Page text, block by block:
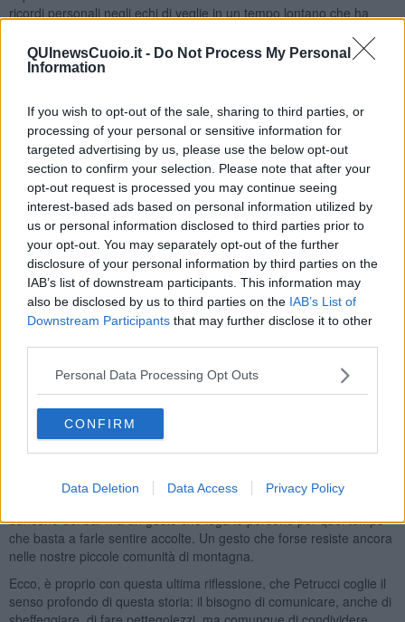
QUInewsCuoio.it - Do Not Process My Personal
Information
If you wish to opt-out of the sale, sharing to third parties, or
processing of your personal or sensitive information for
targeted advertising by us, please use the below opt-out
section to confirm your selection. Please note that after your
opt-out request is processed you may continue seeing
interest-based ads based on personal information utilized by
us or personal information disclosed to third parties prior to
your opt-out. You may separately opt-out of the further
disclosure of your personal information by third parties on the
IAB’s list of downstream participants. This information may
also be disclosed by us to third parties on the IAB’s List of
Downstream Participants that may further disclose it to other
Personal Data Processing Opt Outs
CONFIRM
Data Deletion Data Access Privacy Policy
ricordi personali negli echi di veglie in un tempo lontano che ha
pagine del libro, ci si trova lì a giocare a ramino, a risuolare
scarponi o al circolo politico. Il lettore si trova ad associare i
abitante della montagna potrebbe aver conosciuto. Così la mente
bussa al cuore che, di rimando, come in un cerchio, riporta in
superficie volti conosciuti e aneddoti divenuti nel tempo eredità
comune di un’intera comunità. La condivisione di un passato,
seppure semplice, in cui ciascuno riconosce le sue radici identitarie,
acuisce il senso di appartenenza ad un luogo e ad un gruppo di
persone che, proprio in virtù di quel patrimonio comune di ricordi e
abitudini, vengono percepite come affini. Da questa associazione
tra le pagine del libro e il riconoscimento della propria
appartenenza a quel che è derivato da quel mondo, nasce un
sentimento di tenerezza.
A dispetto della durezza della vita nel dopoguerra e delle ferite
lasciate dal conflitto quello che emerge dal racconto è l’ attenzione
delle persone per il proprio prossimo, nei piccoli gesti che le
economie familiari potevano concedere, in un piatto di farinata di
cavolo, in una fetta di crostata, in un’immancabile bicchierino di
mancare per accompagnare e sottolineare veglie allegre, lenire un
poco ricordi dolorosi o sancire decisioni importanti. Il caffè come
rimedio ancora più buono dopo aver assaporato il caffè finto, di
“Il caffè buono del dopoguerra “non è la tazzina presa al volo al
bancone del bar ma un gesto che lega le persone per quel tempo
che basta a farle sentire accolte. Un gesto che forse resiste ancora
nelle nostre piccole comunità di montagna.
Ecco, è proprio con questa ultima riflessione, che Petrucci coglie il
senso profondo di questa storia: il bisogno di comunicare, anche di